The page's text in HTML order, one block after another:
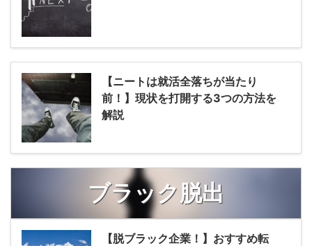
【ニートは就活全落ちが当たり
前！】現状を打開する3つの方法を
解説
ブラック脱出
【脱ブラック企業！】おすすめ転